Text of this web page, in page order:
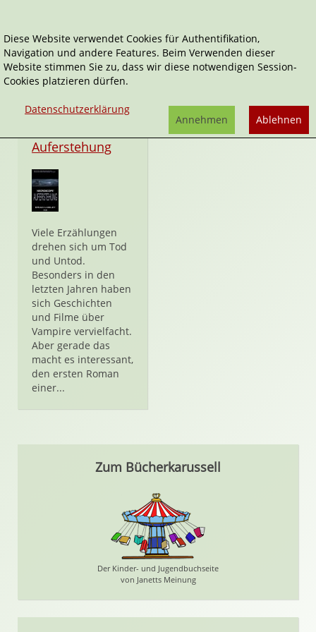
Necroscope
Auferstehung
Viele Erzählungen
drehen sich um Tod
und Untod.
Besonders in den
letzten Jahren haben
sich Geschichten
und Filme über
Vampire vervielfacht.
Aber gerade das
macht es interessant,
den ersten Roman
einer...
Zum Bücherkarussell
Der Kinder- und Jugendbuchseite
von Janetts Meinung
Diese Website verwendet Cookies für Authentifikation,
Navigation und andere Features. Beim Verwenden dieser
Website stimmen Sie zu, dass wir diese notwendigen Session-
Cookies platzieren dürfen.
Datenschutzerklärung
Ablehnen
Annehmen